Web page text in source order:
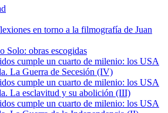
en torno a la filmografía de Juan
Solo: obras escogidas
cumple un cuarto de milenio: los USA
La Guerra de Secesión (IV)
cumple un cuarto de milenio: los USA
La esclavitud y su abolición (III)
cumple un cuarto de milenio: los USA